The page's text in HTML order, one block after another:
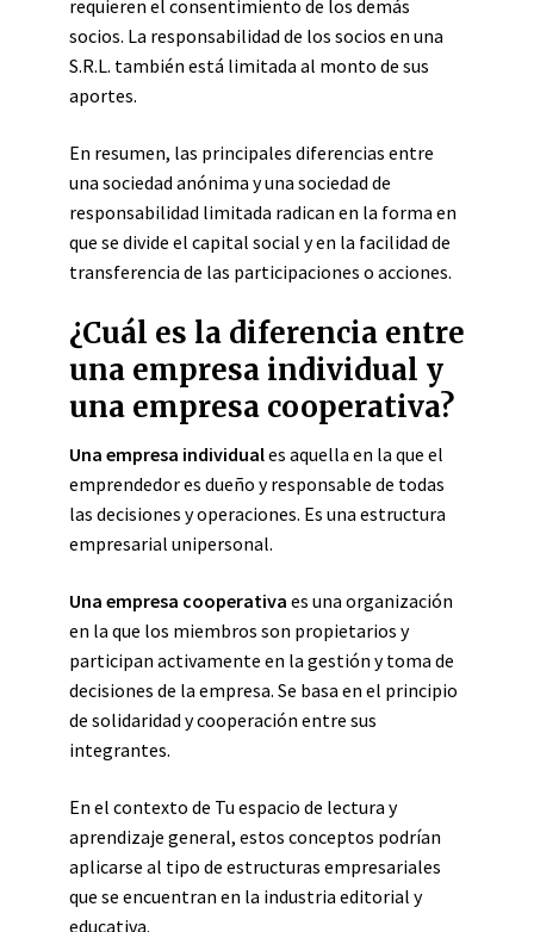
requieren el consentimiento de los demás
socios. La responsabilidad de los socios en una
S.R.L. también está limitada al monto de sus
aportes.
En resumen, las principales diferencias entre
una sociedad anónima y una sociedad de
responsabilidad limitada radican en la forma en
que se divide el capital social y en la facilidad de
transferencia de las participaciones o acciones.
¿Cuál es la diferencia entre
una empresa individual y
una empresa cooperativa?
Una empresa individuales aquella en la que el
emprendedor es dueño y responsable de todas
las decisiones y operaciones. Es una estructura
empresarial unipersonal.
Una empresa cooperativa es una organización
en la que los miembros son propietarios y
participan activamente en la gestión y toma de
decisiones de la empresa. Se basa en el principio
de solidaridad y cooperación entre sus
integrantes.
En el contexto de Tu espacio de lectura y
aprendizaje general, estos conceptos podrían
aplicarse al tipo de estructuras empresariales
que se encuentran en la industria editorial y
educativa.